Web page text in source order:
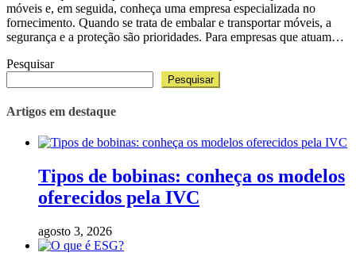
móveis e, em seguida, conheça uma empresa especializada no
fornecimento. Quando se trata de embalar e transportar móveis, a
segurança e a proteção são prioridades. Para empresas que atuam…
Pesquisar
Pesquisar
Artigos em destaque
Tipos de bobinas: conheça os modelos
oferecidos pela IVC
agosto 3, 2026